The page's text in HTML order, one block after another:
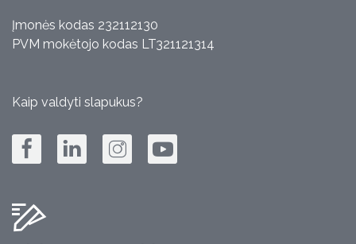
Įmonės kodas 232112130
PVM mokėtojo kodas LT321121314
Kaip valdyti slapukus?